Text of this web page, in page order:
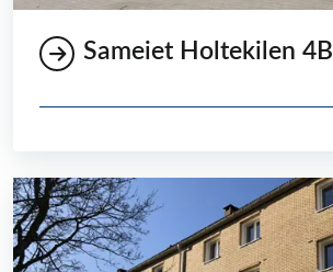
Sameiet Holtekilen 4B